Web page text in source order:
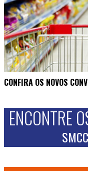
CONFIRA OS NOVOS
ENCONTRE